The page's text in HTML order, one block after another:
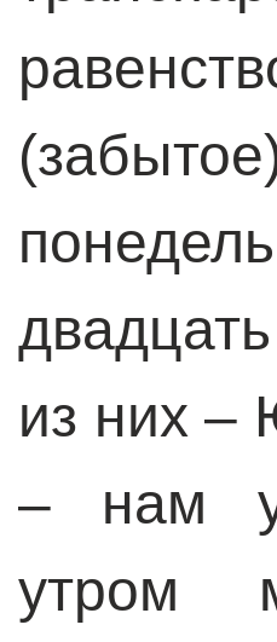
из них
– нам
утром